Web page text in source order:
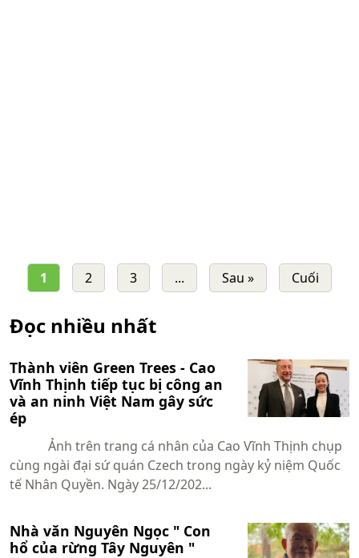
1 2 3 ... Sau » Cuối
Đọc nhiều nhất
Thành viên Green Trees - Cao
Vĩnh Thịnh tiếp tục bị công an
và an ninh Việt Nam gây sức
ép
Ảnh trên trang cá nhân của Cao Vĩnh Thịnh chụp
cùng ngài đại sứ quán Czech trong ngày kỷ niệm Quốc
tế Nhân Quyền. Ngày 25/12/202...
Nhà văn Nguyên Ngọc " Con
hổ của rừng Tây Nguyên "